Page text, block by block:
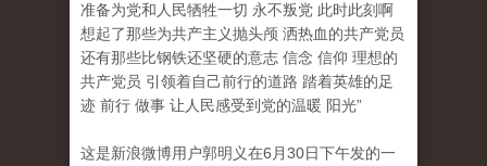
准备为党和人民牺牲一切 永不叛党 此时此刻啊
想起了那些为共产主义抛头颅 洒热血的共产党员
还有那些比钢铁还坚硬的意志 信念 信仰 理想的
共产党员 引领着自己前行的道路 踏着英雄的足
迹 前行 做事 让人民感受到党的温暖 阳光”
这是新浪微博用户郭明义在6月30日下午发的一